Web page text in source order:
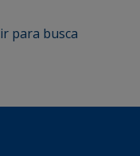
ir para busca